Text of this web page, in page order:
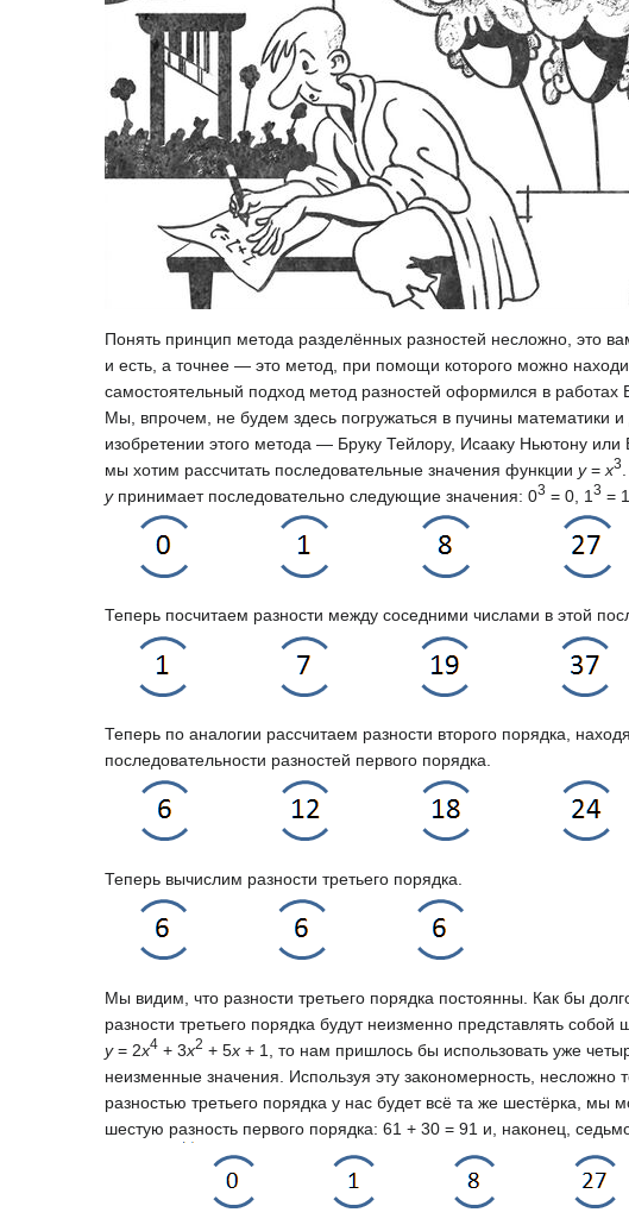
Понять принцип метода разделённых разностей несложно,
и есть, а точнее — это метод, при помощи которого можно
самостоятельный подход метод разностей оформился в работах
Мы, впрочем, не будем здесь погружаться в пучины математики
изобретении этого метода — Бруку Тейлору, Исааку Ньютону или
мы хотим рассчитать последовательные значения функции y= x3
yпринимает последовательно следующие значения: 03 = 0, 1 3 =
Теперь посчитаем разности между соседними числами в этой
Теперь по аналогии рассчитаем разности второго порядка,
последовательности разностей первого порядка.
Теперь вычислим разности третьего порядка.
Мы видим, что разности третьего порядка постоянны. Как бы
разности третьего порядка будут неизменно представлять
y= 2x4 + 3x2 + 5x + 1, то нам пришлось бы использовать уже
неизменные значения. Используя эту закономерность, несложно
разностью третьего порядка у нас будет всё та же шестёрка,
шестую разность первого порядка: 61 + 30 = 91 и, наконец,